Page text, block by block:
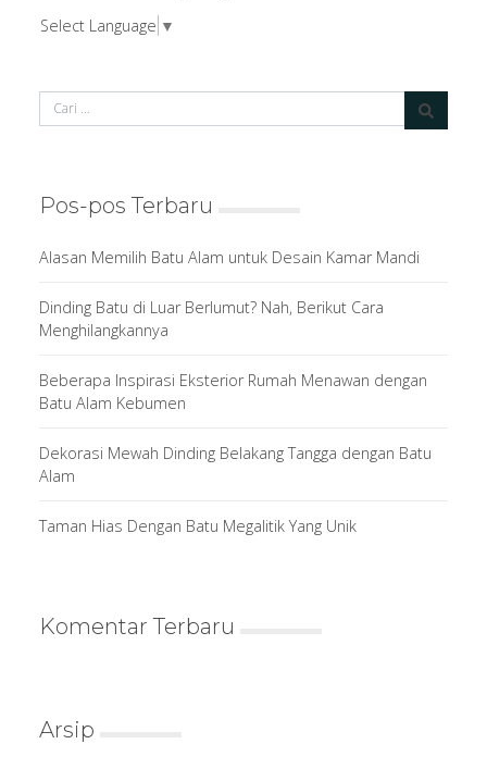
Select Language ▼
Pos-pos Terbaru
Alasan Memilih Batu Alam untuk Desain Kamar Mandi
Dinding Batu di Luar Berlumut? Nah, Berikut Cara
Menghilangkannya
Beberapa Inspirasi Eksterior Rumah Menawan dengan
Batu Alam Kebumen
Dekorasi Mewah Dinding Belakang Tangga dengan Batu
Alam
Taman Hias Dengan Batu Megalitik Yang Unik
Komentar Terbaru
Arsip